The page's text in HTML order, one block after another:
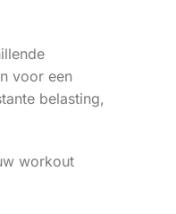
voor een
belasting,
workout